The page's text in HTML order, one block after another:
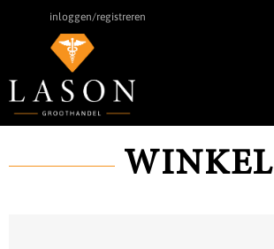
inloggen/registreren
WINKEL